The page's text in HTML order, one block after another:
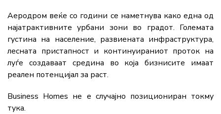
Аеродром веќе со години се наметнува како една од
најатрактивните урбани зони во градот. Големата
густина на население, развиената инфраструктура,
лесната пристапност и континуираниот проток на
луѓе создаваат средина во која бизнисите имаат
реален потенцијал за раст.
Business Homes не е случајно позициониран токму
тука.